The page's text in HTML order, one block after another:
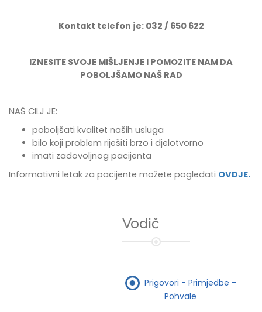
Kontakt telefon je: 032 / 650 622
IZNESITE SVOJE MIŠLJENJE I POMOZITE NAM DA
POBOLJŠAMO NAŠ RAD
NAŠ CILJ JE:
poboljšati kvalitet naših usluga
bilo koji problem riješiti brzo i djelotvorno
imati zadovoljnog pacijenta
Informativni letak za pacijente možete pogledati OVDJE.
Vodič
Prigovori - Primjedbe -
Pohvale